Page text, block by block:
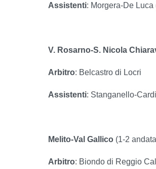
Assistenti: Morgera-De
V. Rosarno-S. Nicola
Arbitro: Belcastro di Locri
Assistenti: Stanganello-
Melito-Val Gallico (1-2
Arbitro: Biondo di Reggio